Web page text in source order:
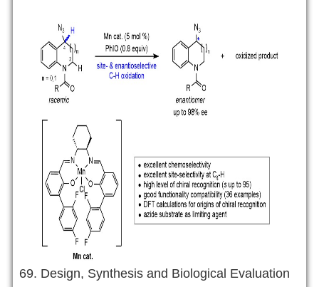
69. Design, Synthesis and Biological Evaluation